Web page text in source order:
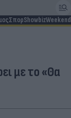
ΣπορShowbizWeekend
με το «Θα